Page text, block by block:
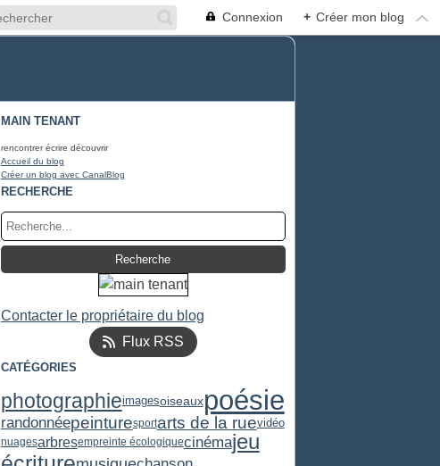
Connexion + Créer mon blog
MAIN TENANT
rencontrer écrire découvrir
Accueil du blog
Créer un blog avec CanalBlog
RECHERCHE
Contacter le propriétaire du blog
Flux RSS
CATÉGORIES
photographieimagesoiseauxpoésie
randonnéepeinturesportarts de la ruevidéo
nuagesarbresempreinte écologiquecinémajeu